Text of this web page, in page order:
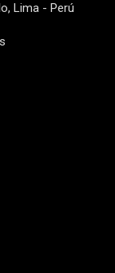
Lima - Perú